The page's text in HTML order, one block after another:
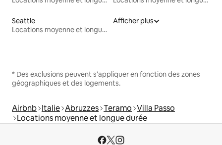
Seattle
Locations moyenne et longue durée
Afficher plus
* Des exclusions peuvent s'appliquer en fonction des zones
géographiques et des logements.
Airbnb Italie Abruzzes Teramo Villa Passo
Locations moyenne et longue durée